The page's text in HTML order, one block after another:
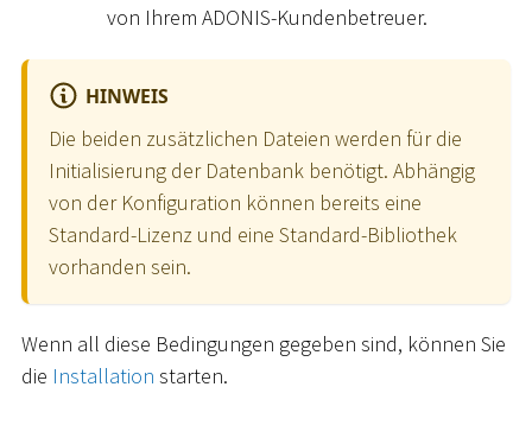
von Ihrem ADONIS-Kundenbetreuer.
HINWEIS
Die beiden zusätzlichen Dateien werden für die
Initialisierung der Datenbank benötigt. Abhängig
von der Konfiguration können bereits eine
Standard-Lizenz und eine Standard-Bibliothek
vorhanden sein.
Wenn all diese Bedingungen gegeben sind, können Sie
die Installation starten.